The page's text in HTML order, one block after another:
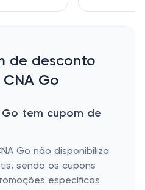
de desconto
Go
Go tem cupom de
Go não disponibiliza
sendo os cupons
específicas